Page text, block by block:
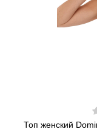
Топ женский